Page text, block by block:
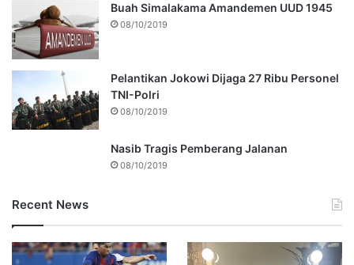
Buah Simalakama Amandemen UUD 1945
08/10/2019
Pelantikan Jokowi Dijaga 27 Ribu Personel
TNI-Polri
08/10/2019
Nasib Tragis Pemberang Jalanan
08/10/2019
Recent News